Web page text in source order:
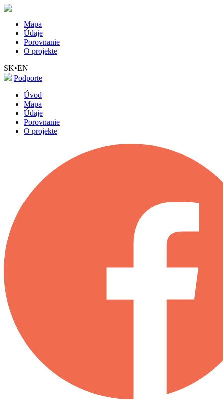
Mapa
Údaje
Porovnanie
O projekte
SK•EN
Podporte
Úvod
Mapa
Údaje
Porovnanie
O projekte